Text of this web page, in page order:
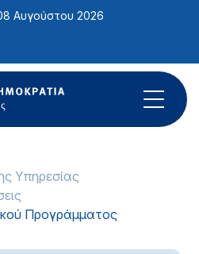
Αυγούστου 2026
Υπηρεσίας
Προγράμματος